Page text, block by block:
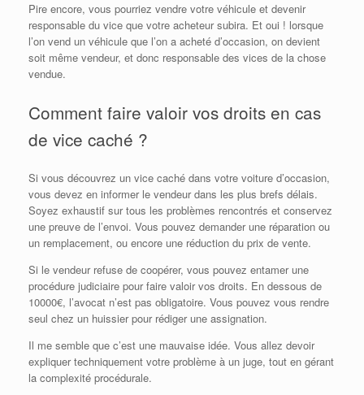
Pire encore, vous pourriez vendre votre véhicule et devenir
responsable du vice que votre acheteur subira. Et oui ! lorsque
l’on vend un véhicule que l’on a acheté d’occasion, on devient
soit même vendeur, et donc responsable des vices de la chose
vendue.
Comment faire valoir vos droits en cas
de vice caché ?
Si vous découvrez un vice caché dans votre voiture d’occasion,
vous devez en informer le vendeur dans les plus brefs délais.
Soyez exhaustif sur tous les problèmes rencontrés et conservez
une preuve de l’envoi. Vous pouvez demander une réparation ou
un remplacement, ou encore une réduction du prix de vente.
Si le vendeur refuse de coopérer, vous pouvez entamer une
procédure judiciaire pour faire valoir vos droits. En dessous de
10000€, l’avocat n’est pas obligatoire. Vous pouvez vous rendre
seul chez un huissier pour rédiger une assignation.
Il me semble que c’est une mauvaise idée. Vous allez devoir
expliquer techniquement votre problème à un juge, tout en gérant
la complexité procédurale.